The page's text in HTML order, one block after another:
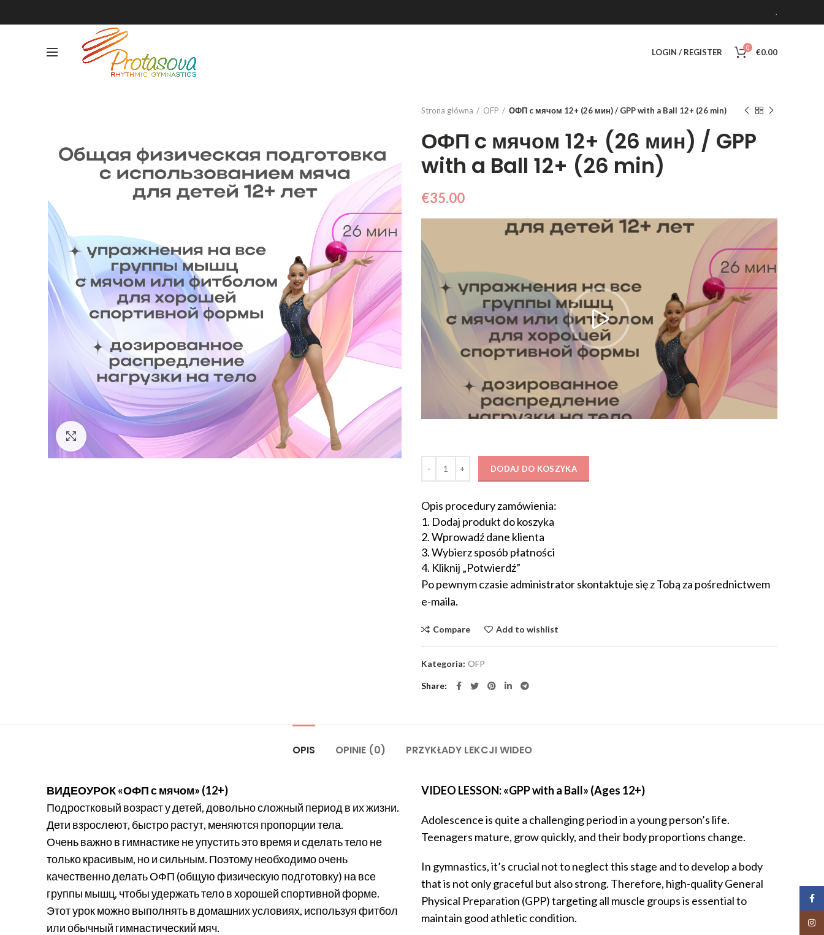
.
LOGIN / REGISTER 0 €0.00
Click to enlarge
Strona główna OFP ОФП c мячом 12+ (26 мин) / GPP with a Ball 12+ (26 min)
ОФП c мячом 12+ (26 мин) / GPP
with a Ball 12+ (26 min)
€35.00
DODAJ DO KOSZYKA
Opis procedury zamówienia:
1. Dodaj produkt do koszyka
2. Wprowadź dane klienta
3. Wybierz sposób płatności
4. Kliknij „Potwierdź”
Po pewnym czasie administrator skontaktuje się z Tobą za pośrednictwem
e-maila.
Compare Add to wishlist
Kategoria: OFP
Share
OPIS OPINIE (0) PRZYKŁADY LEKCJI WIDEO
ВИДЕОУРОК «ОФП с мячом» (12+)
Подростковый возраст у детей, довольно сложный период в их жизни.
Дети взрослеют, быстро растут, меняются пропорции тела.
Очень важно в гимнастике не упустить это время и сделать тело не
только красивым, но и сильным. Поэтому необходимо очень
качественно делать ОФП (общую физическую подготовку) на все
группы мышц, чтобы удержать тело в хорошей спортивной форме.
Этот урок можно выполнять в домашних условиях, используя фитбол
или обычный гимнастический мяч.
VIDEO LESSON: «GPP with a Ball» (Ages 12+)
Adolescence is quite a challenging period in a young person’s life.
Teenagers mature, grow quickly, and their body proportions change.
In gymnastics, it’s crucial not to neglect this stage and to develop a body
that is not only graceful but also strong. Therefore, high-quality General
Physical Preparation (GPP) targeting all muscle groups is essential to
maintain good athletic condition.